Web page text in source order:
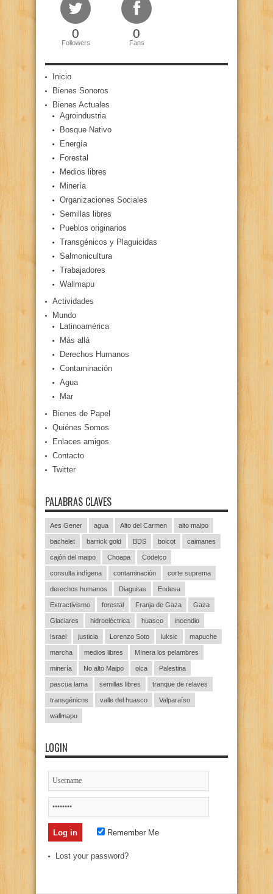
0
Followers
0
Fans
Inicio
Bienes Sonoros
Bienes Actuales
Agroindustria
Bosque Nativo
Energía
Forestal
Medios libres
Minería
Organizaciones Sociales
Semillas libres
Pueblos originarios
Transgénicos y Plaguicidas
Salmonicultura
Trabajadores
Wallmapu
Actividades
Mundo
Latinoamérica
Más allá
Derechos Humanos
Contaminación
Agua
Mar
Bienes de Papel
Quiénes Somos
Enlaces amigos
Contacto
Twitter
PALABRAS CLAVES
Aes Gener agua Alto del Carmen alto maipo
bachelet barrick gold BDS boicot caimanes
cajón del maipo Choapa Codelco
consulta indígena contaminación corte suprema
derechos humanos Diaguitas Endesa
Extractivismo forestal Franja de Gaza Gaza
Glaciares hidroeléctrica huasco incendio
Israel justicia Lorenzo Soto luksic mapuche
marcha medios libres MInera los pelambres
minería No alto Maipo olca Palestina
pascua lama semillas libres tranque de relaves
transgénicos valle del huasco Valparaíso
wallmapu
LOGIN
Remember Me
Lost your password?